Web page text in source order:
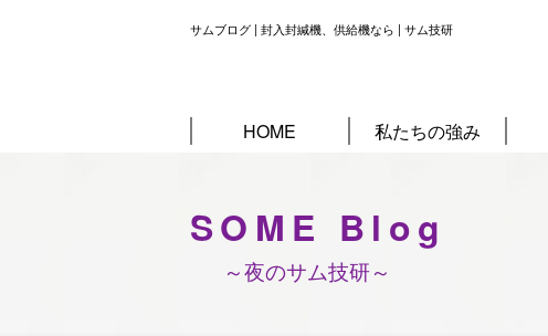
サムブログ | 封入封緘機、供給機なら | サム技研
HOME 私たちの強み
SOME Blog
～夜のサム技研～